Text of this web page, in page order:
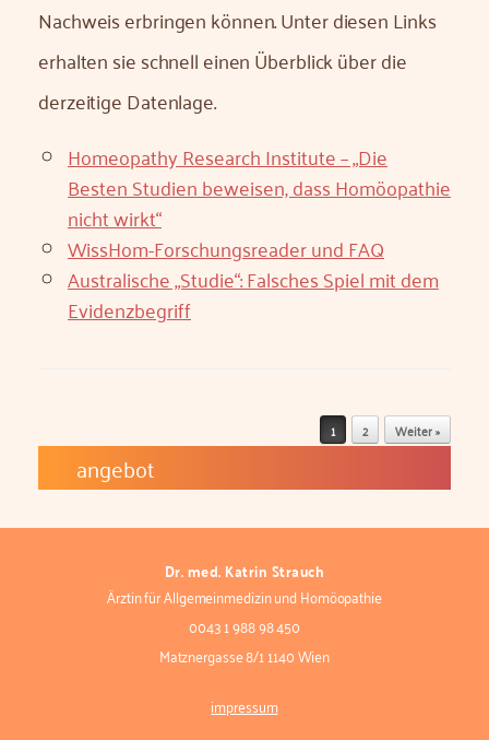
Nachweis erbringen können. Unter diesen Links
erhalten sie schnell einen Überblick über die
derzeitige Datenlage.
Homeopathy Research Institute – „Die
Besten Studien beweisen, dass Homöopathie
nicht wirkt“
WissHom-Forschungsreader und FAQ
Australische „Studie“: Falsches Spiel mit dem
Evidenzbegriff
1 2 Weiter »
Dr. med. Katrin Strauch
Ärztin für Allgemeinmedizin und Homöopathie
0043 1 988 98 450
Matznergasse 8/1 1140 Wien
impressum